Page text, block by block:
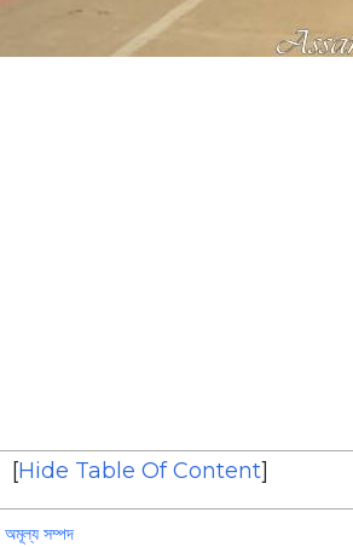
[Hide Table Of Content]
অমূল্য সম্পদ